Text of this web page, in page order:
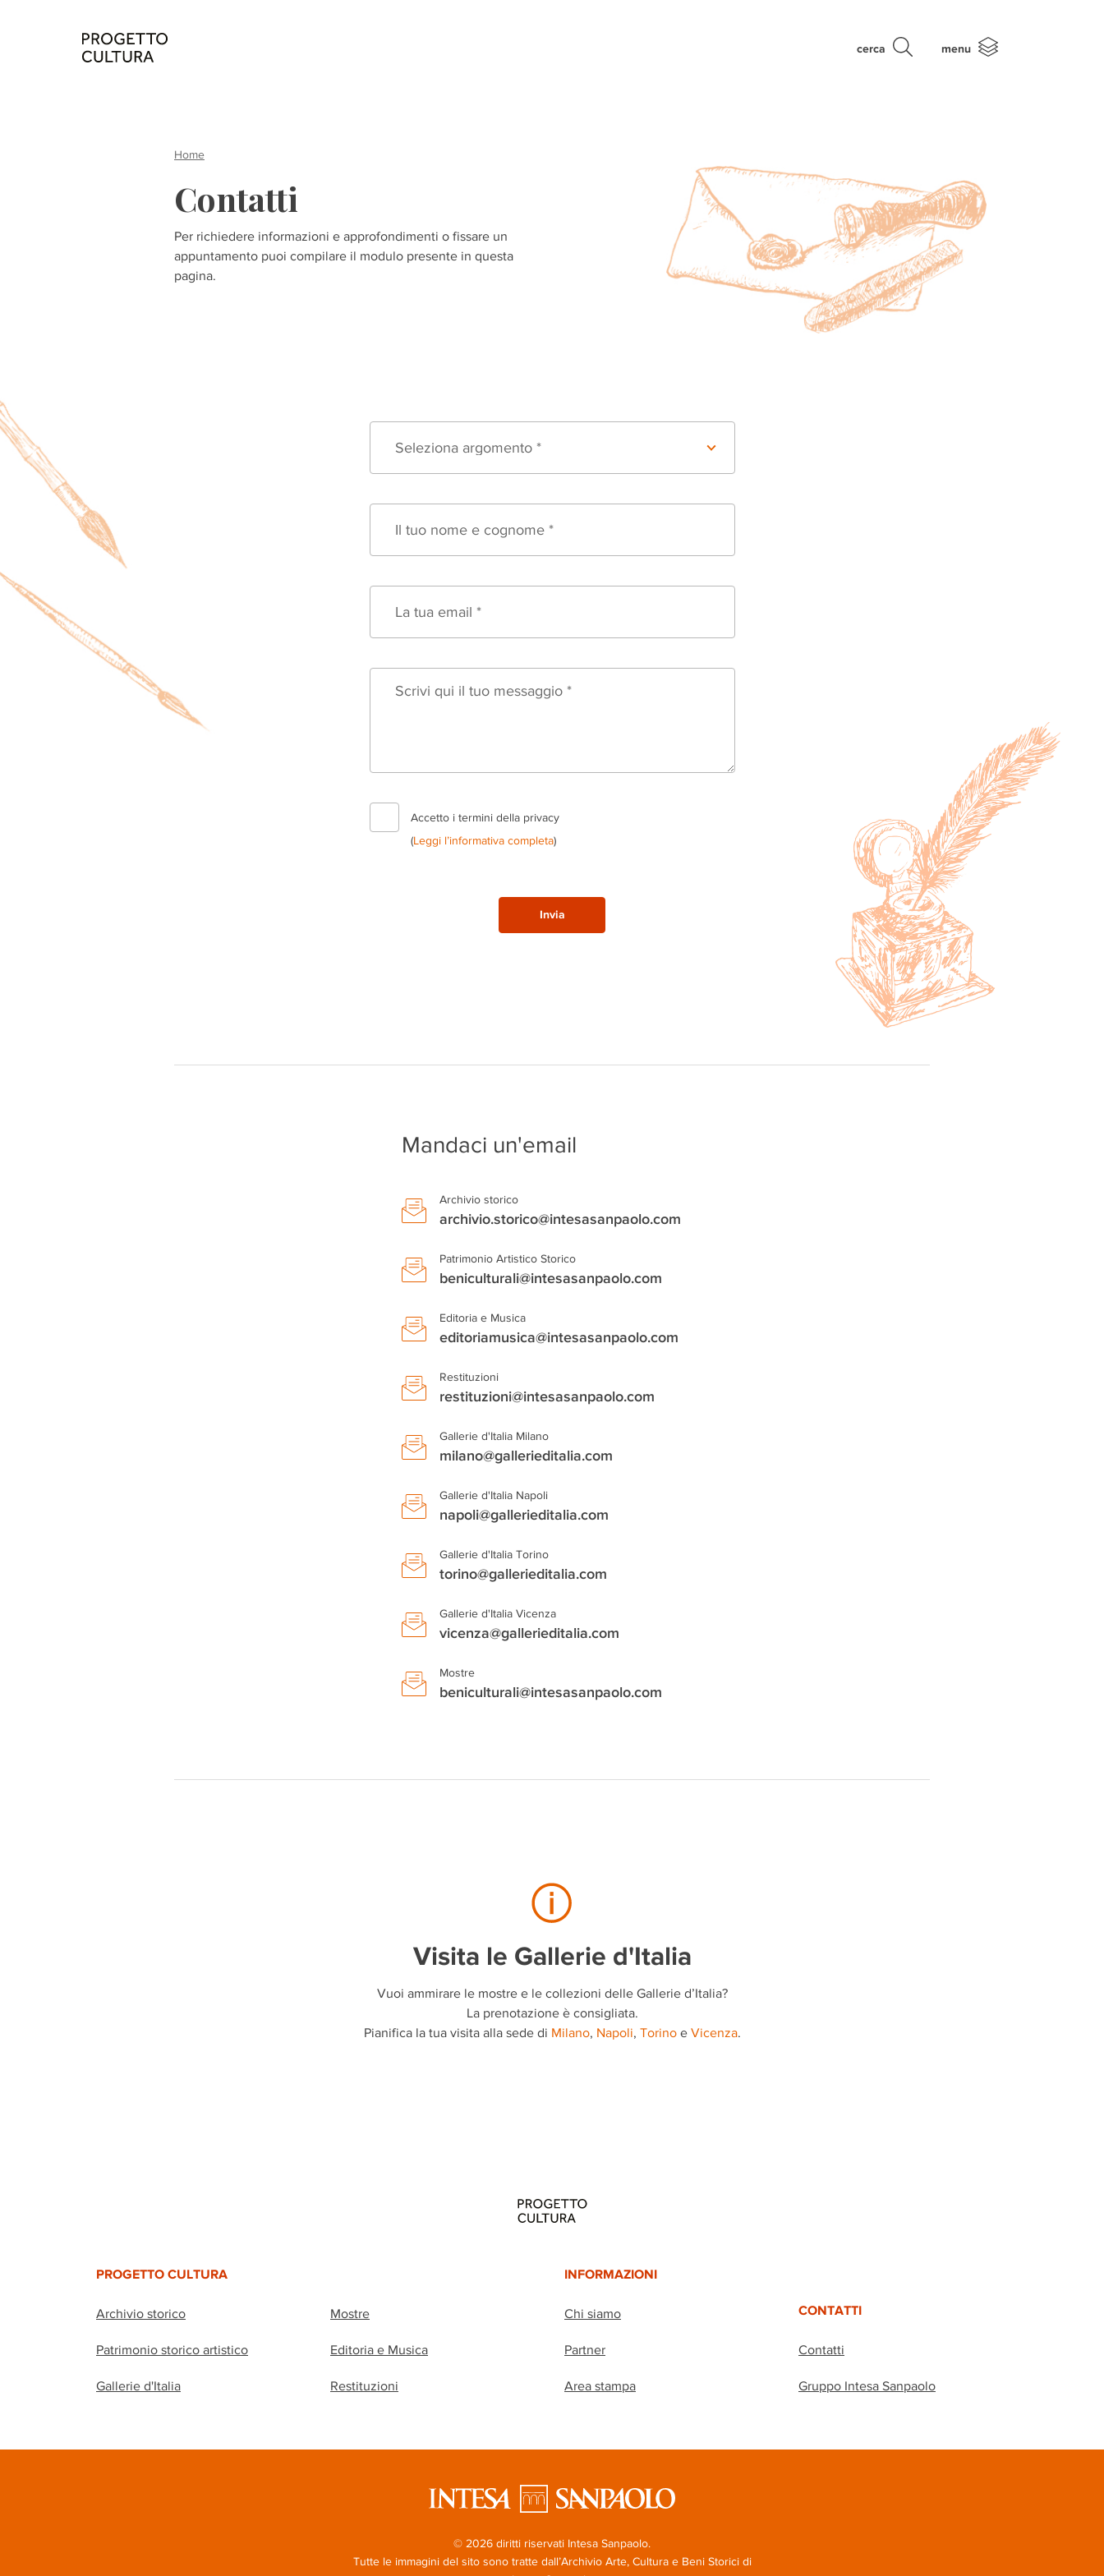
cerca menu
Home
Contatti
Per richiedere informazioni e approfondimenti o fissare un
appuntamento puoi compilare il modulo presente in questa
pagina.
Accetto i termini della privacy
(Leggi l’informativa completa)
Invia
Mandaci un'email
Archivio storico
archivio.storico@intesasanpaolo.com
Patrimonio Artistico Storico
beniculturali@intesasanpaolo.com
Editoria e Musica
editoriamusica@intesasanpaolo.com
Restituzioni
restituzioni@intesasanpaolo.com
Gallerie d'Italia Milano
milano@gallerieditalia.com
Gallerie d'Italia Napoli
napoli@gallerieditalia.com
Gallerie d'Italia Torino
torino@gallerieditalia.com
Gallerie d'Italia Vicenza
vicenza@gallerieditalia.com
Mostre
beniculturali@intesasanpaolo.com
Visita le Gallerie d'Italia
Vuoi ammirare le mostre e le collezioni delle Gallerie d’Italia?
La prenotazione è consigliata.
Pianifica la tua visita alla sede di Milano, Napoli, Torinoe Vicenza.
PROGETTO CULTURA
Archivio storico
Patrimonio storico artistico
Gallerie d'Italia
Mostre
Editoria e Musica
Restituzioni
INFORMAZIONI
Chi siamo
Partner
Area stampa
CONTATTI
Contatti
Gruppo Intesa Sanpaolo
© 2026 diritti riservati Intesa Sanpaolo.
Tutte le immagini del sito sono tratte dall’Archivio Arte, Cultura e Beni Storici di